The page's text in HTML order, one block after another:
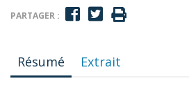
PARTAGER :
Résumé Extrait